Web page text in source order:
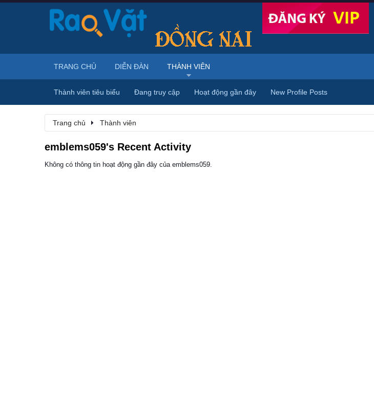
Trang chủ Thành viên
emblems059's Recent Activity
Không có thông tin hoạt động gần đây của emblems059.
TRANG CHỦ DIỄN ĐÀN THÀNH VIÊN
Thành viên tiêu biểu Đang truy cập Hoạt động gần đây New Profile Posts